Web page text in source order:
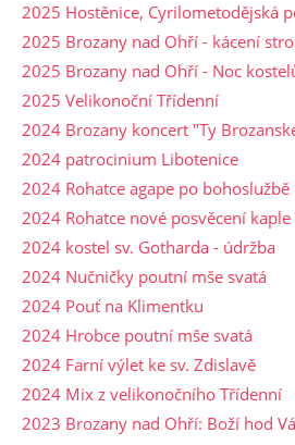
2025 Hostěnice, Cyrilometodějská
2025 Brozany nad Ohří - kácení
2025 Brozany nad Ohří - Noc
2025 Velikonoční Třídenní
2024 Brozany koncert "Ty
2024 patrocinium Libotenice
2024 Rohatce agape po bohoslužbě
2024 Rohatce nové posvěcení kaple
2024 kostel sv. Gotharda - údržba
2024 Nučničky poutní mše svatá
2024 Pouť na Klimentku
2024 Hrobce poutní mše svatá
2024 Farní výlet ke sv. Zdislavě
2024 Mix z velikonočního Třídenní
2023 Brozany nad Ohří: Boží hod